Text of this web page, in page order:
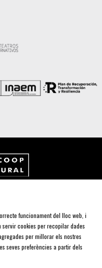
de Cal Font)
75
PRIVACITAT
funcionament del lloc web, i
cookies per recopilar dades
per millorar els nostres
seves preferències a partir dels